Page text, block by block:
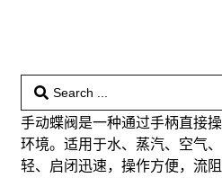
手动蝶阀是一种通过手柄直接
环境。适用于水、蒸汽、空气
轻、启闭迅速，操作方便，流